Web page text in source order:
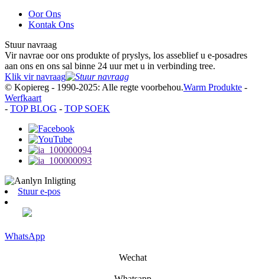
Oor Ons
Kontak Ons
Stuur navraag
Vir navrae oor ons produkte of pryslys, los asseblief u e-posadres
aan ons en ons sal binne 24 uur met u in verbinding tree.
Klik vir navraag
© Kopiereg - 1990-2025: Alle regte voorbehou.Warm Produkte -
Werfkaart
- TOP BLOG - TOP SOEK
Stuur e-pos
WhatsApp
Wechat